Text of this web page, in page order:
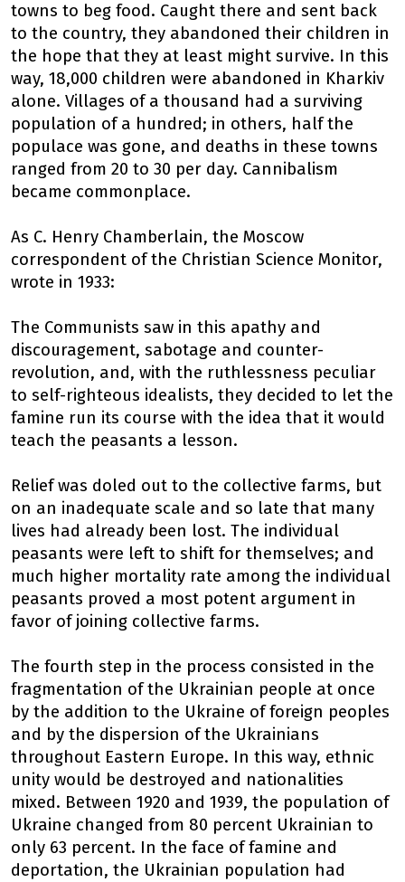
towns to beg food. Caught there and sent back
to the country, they abandoned their children in
the hope that they at least might survive. In this
way, 18,000 children were abandoned in Kharkiv
alone. Villages of a thousand had a surviving
population of a hundred; in others, half the
populace was gone, and deaths in these towns
ranged from 20 to 30 per day. Cannibalism
became commonplace.
As C. Henry Chamberlain, the Moscow
correspondent of the Christian Science Monitor,
wrote in 1933:
The Communists saw in this apathy and
discouragement, sabotage and counter-
revolution, and, with the ruthlessness peculiar
to self-righteous idealists, they decided to let the
famine run its course with the idea that it would
teach the peasants a lesson.
Relief was doled out to the collective farms, but
on an inadequate scale and so late that many
lives had already been lost. The individual
peasants were left to shift for themselves; and
much higher mortality rate among the individual
peasants proved a most potent argument in
favor of joining collective farms.
The fourth step in the process consisted in the
fragmentation of the Ukrainian people at once
by the addition to the Ukraine of foreign peoples
and by the dispersion of the Ukrainians
throughout Eastern Europe. In this way, ethnic
unity would be destroyed and nationalities
mixed. Between 1920 and 1939, the population of
Ukraine changed from 80 percent Ukrainian to
only 63 percent. In the face of famine and
deportation, the Ukrainian population had